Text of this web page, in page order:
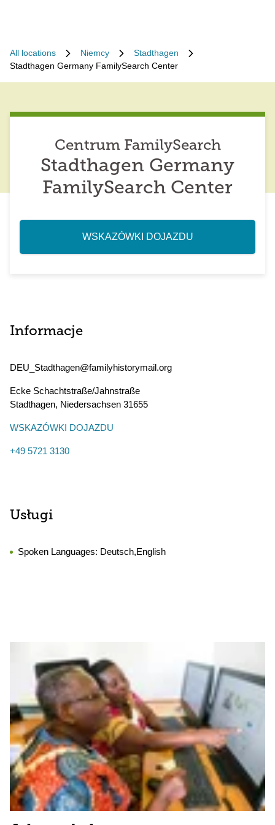
All locations Niemcy
Stadthagen
Stadthagen Germany FamilySearch Center
Centrum FamilySearch
Stadthagen Germany
FamilySearch Center
WSKAZÓWKI DOJAZDU
Informacje
DEU_Stadthagen@familyhistorymail.org
Ecke Schachtstraße/Jahnstraße
Stadthagen, Niedersachsen 31655
WSKAZÓWKI DOJAZDU
+49 5721 3130
Usługi
Spoken Languages: Deutsch,English